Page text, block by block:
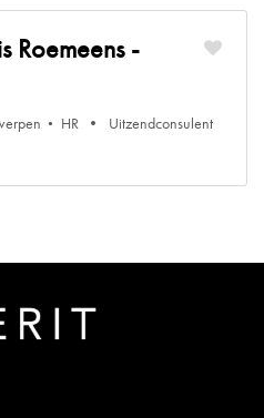
Roemeens -
HR
Uitzendconsulent